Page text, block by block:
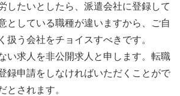
したいとしたら、派遣会社に登録して
としている職種が違いますから、ご自
扱う会社をチョイスすべきです。
い求人を非公開求人と申します。転職
録申請をしなければいただくことがで
とされます。